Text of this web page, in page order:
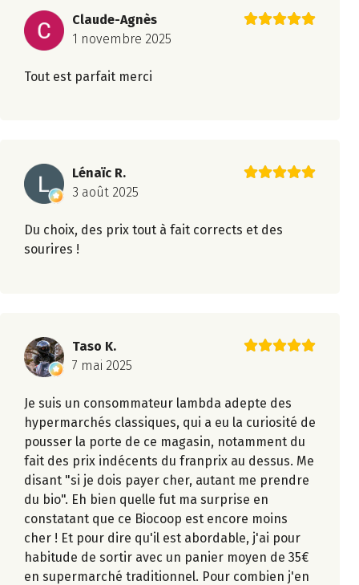
Claude-Agnès
1 novembre 2025
Tout est parfait merci
Lénaïc R.
3 août 2025
Du choix, des prix tout à fait corrects et des
sourires !
Taso K.
7 mai 2025
Je suis un consommateur lambda adepte des
hypermarchés classiques, qui a eu la curiosité de
pousser la porte de ce magasin, notamment du
fait des prix indécents du franprix au dessus. Me
disant "si je dois payer cher, autant me prendre
du bio". Eh bien quelle fut ma surprise en
constatant que ce Biocoop est encore moins
cher ! Et pour dire qu'il est abordable, j'ai pour
habitude de sortir avec un panier moyen de 35€
en supermarché traditionnel. Pour combien j'en